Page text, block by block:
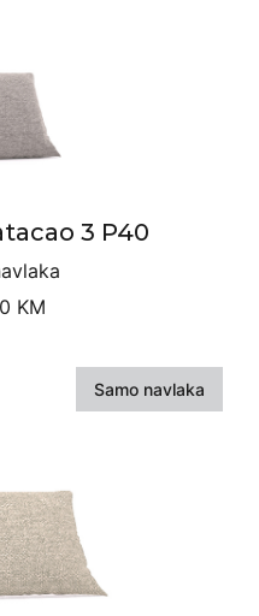
3 P40
KM
Samo navlaka